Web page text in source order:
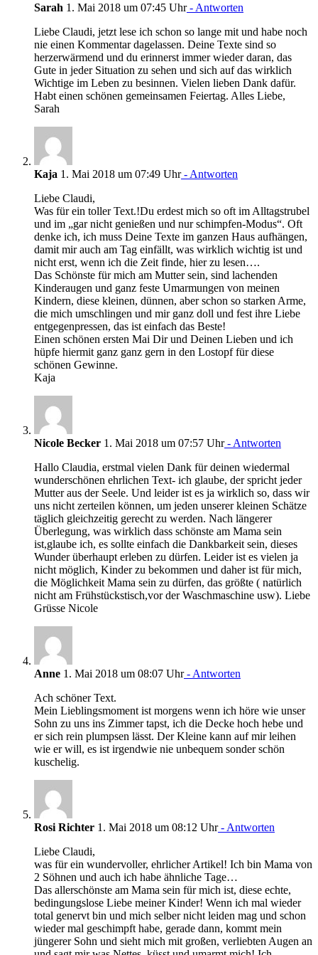
Sarah 1. Mai 2018 um 07:45 Uhr- Antworten
Liebe Claudi, jetzt lese ich schon so lange mit und habe noch
nie einen Kommentar dagelassen. Deine Texte sind so
herzerwärmend und du erinnerst immer wieder daran, das
Gute in jeder Situation zu sehen und sich auf das wirklich
Wichtige im Leben zu besinnen. Vielen lieben Dank dafür.
Habt einen schönen gemeinsamen Feiertag. Alles Liebe,
Sarah
Kaja 1. Mai 2018 um 07:49 Uhr- Antworten
Liebe Claudi,
Was für ein toller Text.!Du erdest mich so oft im Alltagstrubel
und im „gar nicht genießen und nur schimpfen-Modus“. Oft
denke ich, ich muss Deine Texte im ganzen Haus aufhängen,
damit mir auch am Tag einfällt, was wirklich wichtig ist und
nicht erst, wenn ich die Zeit finde, hier zu lesen….
Das Schönste für mich am Mutter sein, sind lachenden
Kinderaugen und ganz feste Umarmungen von meinen
Kindern, diese kleinen, dünnen, aber schon so starken Arme,
die mich umschlingen und mir ganz doll und fest ihre Liebe
entgegenpressen, das ist einfach das Beste!
Einen schönen ersten Mai Dir und Deinen Lieben und ich
hüpfe hiermit ganz ganz gern in den Lostopf für diese
schönen Gewinne.
Kaja
Nicole Becker 1. Mai 2018 um 07:57 Uhr- Antworten
Hallo Claudia, erstmal vielen Dank für deinen wiedermal
wunderschönen ehrlichen Text- ich glaube, der spricht jeder
Mutter aus der Seele. Und leider ist es ja wirklich so, dass wir
uns nicht zerteilen können, um jeden unserer kleinen Schätze
täglich gleichzeitig gerecht zu werden. Nach längerer
Überlegung, was wirklich dass schönste am Mama sein
ist,glaube ich, es sollte einfach die Dankbarkeit sein, dieses
Wunder überhaupt erleben zu dürfen. Leider ist es vielen ja
nicht möglich, Kinder zu bekommen und daher ist für mich,
die Möglichkeit Mama sein zu dürfen, das größte ( natürlich
nicht am Frühstückstisch,vor der Waschmaschine usw). Liebe
Grüsse Nicole
Anne 1. Mai 2018 um 08:07 Uhr- Antworten
Ach schöner Text.
Mein Lieblingsmoment ist morgens wenn ich höre wie unser
Sohn zu uns ins Zimmer tapst, ich die Decke hoch hebe und
er sich rein plumpsen lässt. Der Kleine kann auf mir leihen
wie er will, es ist irgendwie nie unbequem sonder schön
kuschelig.
Rosi Richter 1. Mai 2018 um 08:12 Uhr- Antworten
Liebe Claudi,
was für ein wundervoller, ehrlicher Artikel! Ich bin Mama von
2 Söhnen und auch ich habe ähnliche Tage…
Das allerschönste am Mama sein für mich ist, diese echte,
bedingungslose Liebe meiner Kinder! Wenn ich mal wieder
total genervt bin und mich selber nicht leiden mag und schon
wieder mal geschimpft habe, gerade dann, kommt mein
jüngerer Sohn und sieht mich mit großen, verliebten Augen an